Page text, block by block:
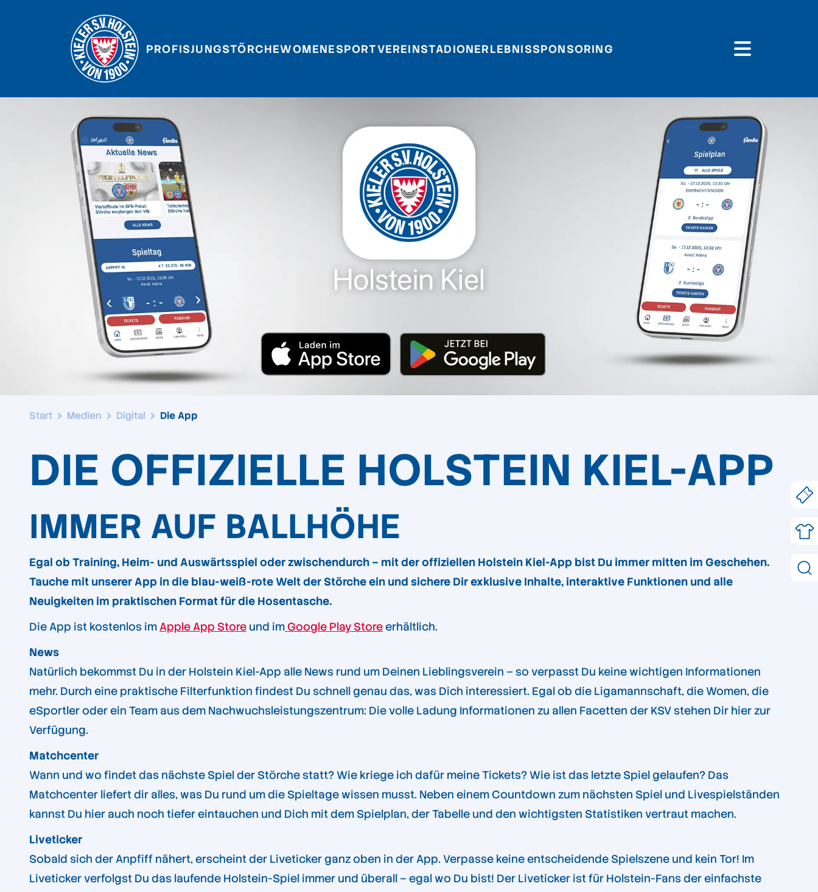
PROFISJUNGSTÖRCHEWOMENESPORTVEREINSTADIONERLEBNISSPONSORING
Start Medien Digital Die App
DIE OFFIZIELLE HOLSTEIN KIEL-APP
IMMER AUF BALLHÖHE
Egal ob Training, Heim- und Auswärtsspiel oder zwischendurch – mit der offiziellen Holstein Kiel-App bist Du immer mitten im Geschehen.
Tauche mit unserer App in die blau-weiß-rote Welt der Störche ein und sichere Dir exklusive Inhalte, interaktive Funktionen und alle
Neuigkeiten im praktischen Format für die Hosentasche.
Die App ist kostenlos imApple App Store und imGoogle Play Storeerhältlich.
News
Natürlich bekommst Du in der Holstein Kiel-App alle News rund um Deinen Lieblingsverein – so verpasst Du keine wichtigen Informationen
mehr. Durch eine praktische Filterfunktion findest Du schnell genau das, was Dich interessiert. Egal ob die Ligamannschaft, die Women, die
eSportler oder ein Team aus dem Nachwuchsleistungszentrum: Die volle Ladung Informationen zu allen Facetten der KSV stehen Dir hier zur
Verfügung.
Matchcenter
Wann und wo findet das nächste Spiel der Störche statt? Wie kriege ich dafür meine Tickets? Wie ist das letzte Spiel gelaufen? Das
Matchcenter liefert dir alles, was Du rund um die Spieltage wissen musst. Neben einem Countdown zum nächsten Spiel und Livespielständen
kannst Du hier auch noch tiefer eintauchen und Dich mit dem Spielplan, der Tabelle und den wichtigsten Statistiken vertraut machen.
Liveticker
Sobald sich der Anpfiff nähert, erscheint der Liveticker ganz oben in der App. Verpasse keine entscheidende Spielszene und kein Tor! Im
Liveticker verfolgst Du das laufende Holstein-Spiel immer und überall – egal wo Du bist! Der Liveticker ist für Holstein-Fans der einfachste